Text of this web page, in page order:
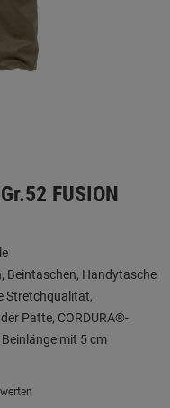
FUSION
Beintaschen, Handytasche
Stretchqualität,
Patte, CORDURA®-
mit 5 cm